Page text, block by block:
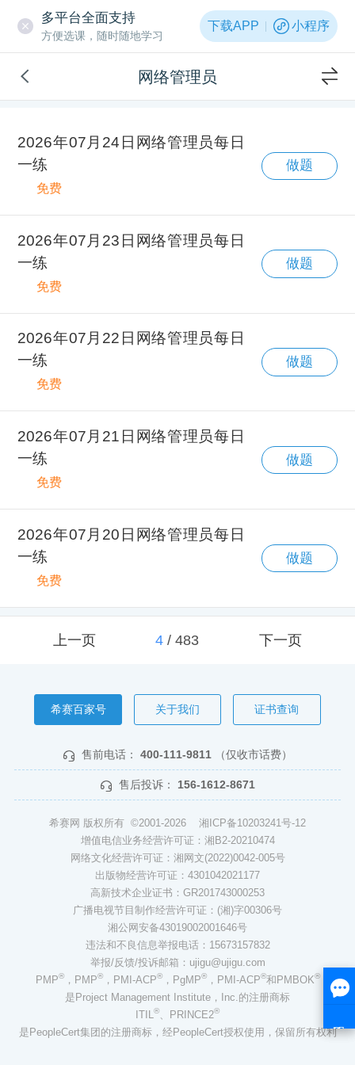
多平台全面支持
方便选课，随时随地学习
下载APP 小程序
网络管理员
2026年07月24日网络管理员每日
一练
免费
做题
2026年07月23日网络管理员每日
一练
免费
做题
2026年07月22日网络管理员每日
一练
免费
做题
2026年07月21日网络管理员每日
一练
免费
做题
2026年07月20日网络管理员每日
一练
免费
做题
上一页 4/ 483 下一页
希赛百家号 关于我们 证书查询
售前电话： 400-111-9811 （仅收市话费）
售后投诉： 156-1612-8671
希赛网 版权所有 ©2001-2026 湘ICP备10203241号-12
增值电信业务经营许可证：湘B2-20210474
网络文化经营许可证：湘网文(2022)0042-005号
出版物经营许可证：4301042021177
高新技术企业证书：GR201743000253
广播电视节目制作经营许可证：(湘)字00306号
湘公网安备43019002001646号
违法和不良信息举报电话：15673157832
举报/反馈/投诉邮箱：ujigu@ujigu.com
PMP®，PMP®，PMI-ACP®，PgMP®，PMI-ACP®和PMBOK®
是Project Management Institute，Inc.的注册商标
ITIL®、PRINCE2®
是PeopleCert集团的注册商标，经PeopleCert授权使用，保留所有权利